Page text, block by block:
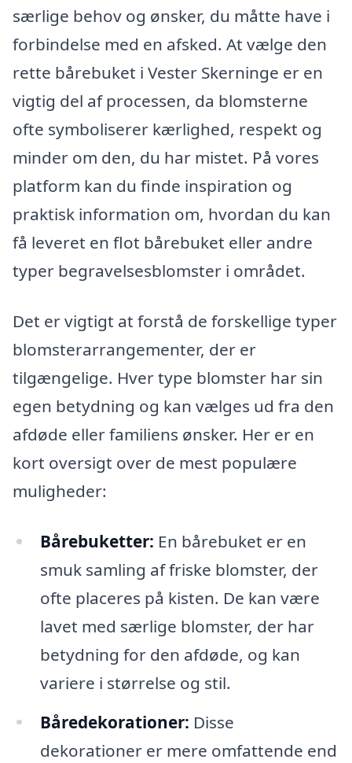
særlige behov og ønsker, du måtte have i
forbindelse med en afsked. At vælge den
rette bårebuket i Vester Skerninge er en
vigtig del af processen, da blomsterne
ofte symboliserer kærlighed, respekt og
minder om den, du har mistet. På vores
platform kan du finde inspiration og
praktisk information om, hvordan du kan
få leveret en flot bårebuket eller andre
typer begravelsesblomster i området.
Det er vigtigt at forstå de forskellige typer
blomsterarrangementer, der er
tilgængelige. Hver type blomster har sin
egen betydning og kan vælges ud fra den
afdøde eller familiens ønsker. Her er en
kort oversigt over de mest populære
muligheder:
Bårebuketter: En bårebuket er en
smuk samling af friske blomster, der
ofte placeres på kisten. De kan være
lavet med særlige blomster, der har
betydning for den afdøde, og kan
variere i størrelse og stil.
Båredekorationer: Disse
dekorationer er mere omfattende end